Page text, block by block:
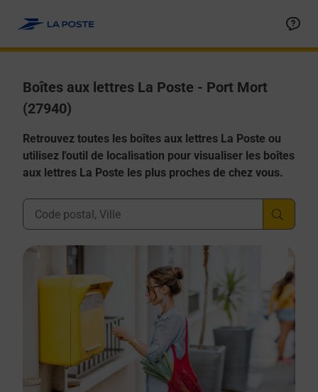
Boîtes aux lettres La Poste - Port Mort
(27940)
Retrouvez toutes les boîtes aux lettres La Poste ou
utilisez l'outil de localisation pour visualiser les boîtes
aux lettres La Poste les plus proches de chez vous.
Ville, Département, Code Postal